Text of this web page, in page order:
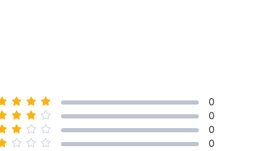
0
0
0
0